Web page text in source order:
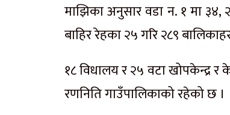
माझिका अनुसार वडा न. १ मा ३४,
बाहिर रेहका २५ गरि २८९
१८ विधालय र २५ वटा खोपकेन्द्र
रणनिति गाउँपालिकाको रहेको छ ।